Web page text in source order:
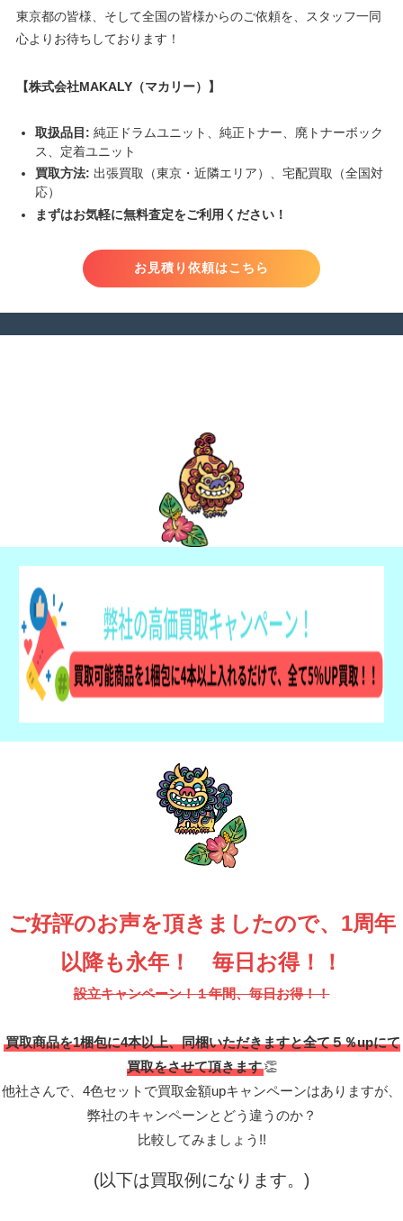
東京都の皆様、そして全国の皆様からのご依頼を、スタッフ一同
心よりお待ちしております！
【株式会社MAKALY（マカリー）】
取扱品目: 純正ドラムユニット、純正トナー、廃トナーボック
ス、定着ユニット
買取方法: 出張買取（東京・近隣エリア）、宅配買取（全国対
応）
まずはお気軽に無料査定をご利用ください！
お見積り依頼はこちら
ご好評のお声を頂きましたので、1周年
以降も永年！ 毎日お得！！
設立キャンペーン！１年間、毎日お得！！
買取商品を1梱包に4本以上、同梱いただきますと全て５％upにて
買取をさせて頂きます👏
他社さんで、4色セットで買取金額upキャンペーンはありますが、
弊社のキャンペーンとどう違うのか？
比較してみましょう!!
(以下は買取例になります。)